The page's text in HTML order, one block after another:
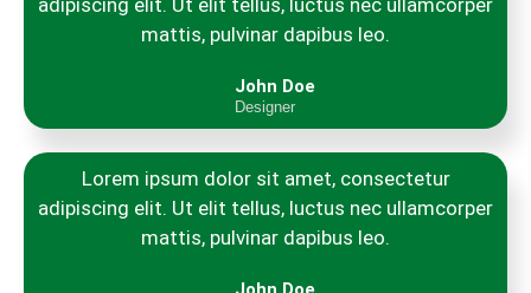
adipiscing elit. Ut elit tellus, luctus nec ullamcorper
mattis, pulvinar dapibus leo.
John Doe
Designer
Lorem ipsum dolor sit amet, consectetur
adipiscing elit. Ut elit tellus, luctus nec ullamcorper
mattis, pulvinar dapibus leo.